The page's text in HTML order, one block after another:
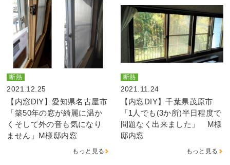
断熱
2021.12.25
【内窓DIY】愛知県名古屋市
「築50年の窓が綺麗に温か
くそして外の音も気になり
ません」M様邸内窓
もっと見る
断熱
2021.11.24
【内窓DIY】千葉県茂原市
「1人でも(3か所)半日程度で
問題なく出来ました」 M様
邸内窓
もっと見る